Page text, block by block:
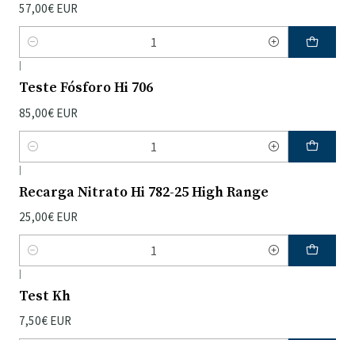
57,00€ EUR
Quantidade
|
Teste Fósforo Hi 706
85,00€ EUR
Quantidade
|
Recarga Nitrato Hi 782-25 High Range
25,00€ EUR
Quantidade
|
Test Kh
7,50€ EUR